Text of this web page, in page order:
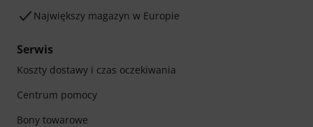
Największy magazyn w Europie
Serwis
Koszty dostawy i czas oczekiwania
Centrum pomocy
Bony towarowe